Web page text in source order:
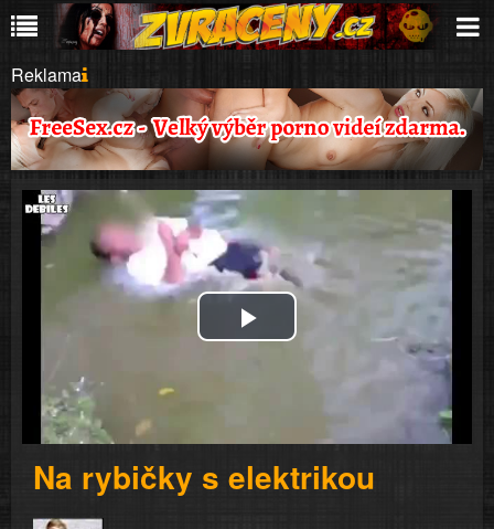
Reklama
Play
Video
Na rybičky s elektrikou